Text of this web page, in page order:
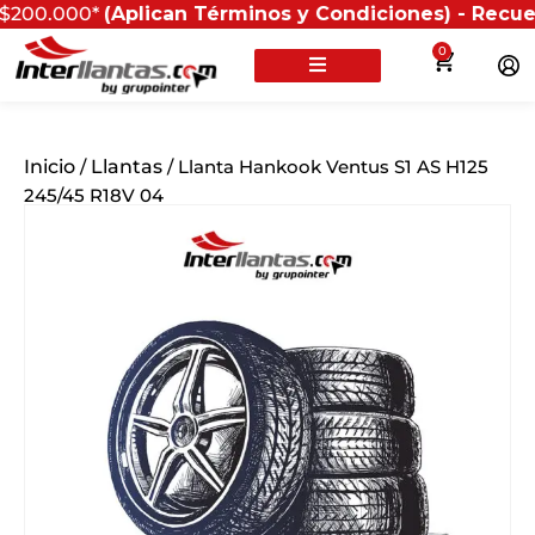
(Aplican Términos y Condiciones) - Recuerda
0
Inicio / Llantas / Llanta Hankook Ventus S1 AS H125
245/45 R18V 04